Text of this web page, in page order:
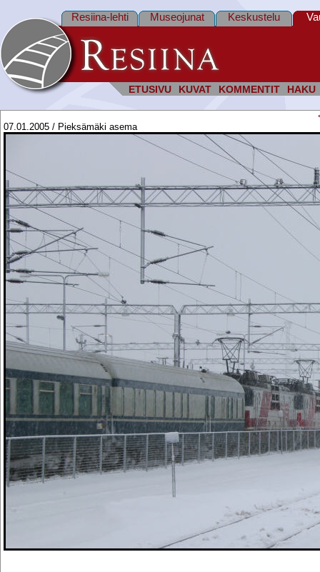
ETUSIVU KUVAT KOMMENTIT HAKU
Resiina-lehti Museojunat Keskustelu
07.01.2005 / Pieksämäki asema